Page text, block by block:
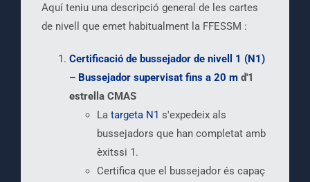
Aquí teniu una descripció general de les cartes
de nivell que emet habitualment la FFESSM :
Certificació de bussejador de nivell 1 (N1)
– Bussejador supervisat fins a 20 md'1
estrella CMAS
La targeta N1 s'expedeix als
bussejadors que han completat amb
èxitssi 1.
Certifica que el bussejador és capaç